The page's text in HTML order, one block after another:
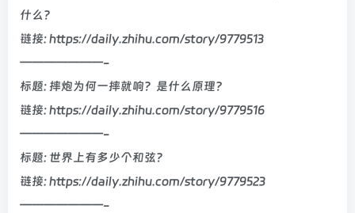
什么？
链接: https://daily.zhihu.com/story/9779513
———————-
标题: 摔炮为何一摔就响？是什么原理?
链接: https://daily.zhihu.com/story/9779516
———————-
标题: 世界上有多少个和弦？
链接: https://daily.zhihu.com/story/9779523
———————-